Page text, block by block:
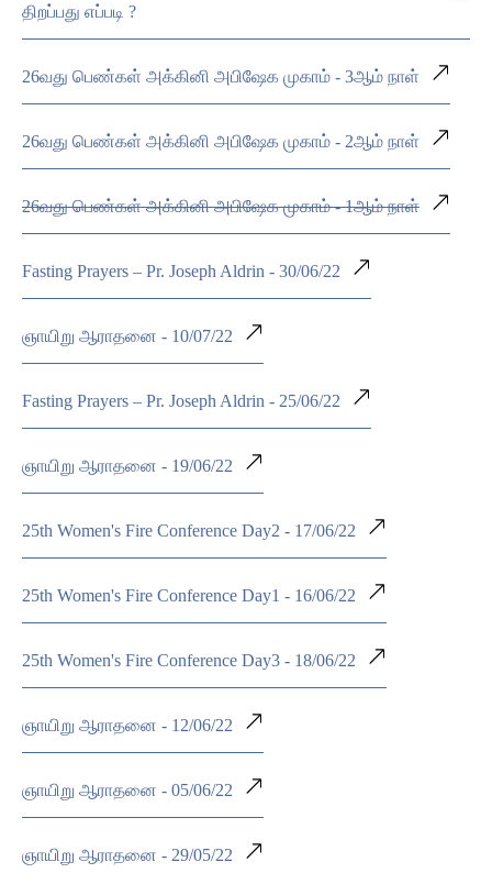
திறப்பது எப்படி ?
26வது பெண்கள் அக்கினி அபிஷேக முகாம் - 3ஆம் நாள்
26வது பெண்கள் அக்கினி அபிஷேக முகாம் - 2ஆம் நாள்
26வது பெண்கள் அக்கினி அபிஷேக முகாம் - 1ஆம் நாள்
Fasting Prayers – Pr. Joseph Aldrin - 30/06/22
ஞாயிறு ஆராதனை - 10/07/22
Fasting Prayers – Pr. Joseph Aldrin - 25/06/22
ஞாயிறு ஆராதனை - 19/06/22
25th Women's Fire Conference Day2 - 17/06/22
25th Women's Fire Conference Day1 - 16/06/22
25th Women's Fire Conference Day3 - 18/06/22
ஞாயிறு ஆராதனை - 12/06/22
ஞாயிறு ஆராதனை - 05/06/22
ஞாயிறு ஆராதனை - 29/05/22